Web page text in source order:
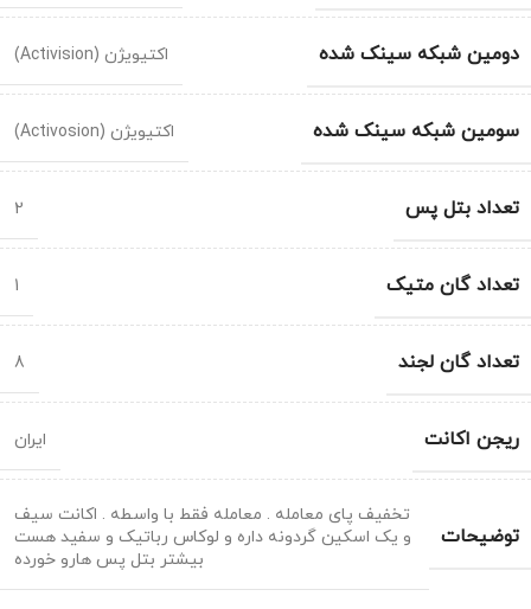
دومین شبکه سینک شده اکتیویژن (Activision)
سومین شبکه سینک شده اکتیویژن (Activosion)
تعداد بتل پس 2
تعداد گان متیک 1
تعداد گان لجند 8
ریجن اکانت ایران
توضیحات
تخفیف پای معامله . معامله فقط با واسطه . اکانت سیف
و یک اسکین گردونه داره و لوکاس رباتیک و سفید هست
بیشتر بتل پس هارو خورده